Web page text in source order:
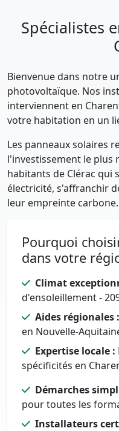
Spécialistes
Bienvenue dans notre
photovoltaïque. Nos
interviennent en
votre habitation en un
Les panneaux solaires
l'investissement le plus
habitants de Clérac
électricité, s'affranchir
leur empreinte carbone.
Pourquoi
dans votre
Climat
d'ensoleillement -
Aides régionales :
en Nouvelle-
Expertise locale :
spécificités en
Démarches
pour toutes les
Installateurs